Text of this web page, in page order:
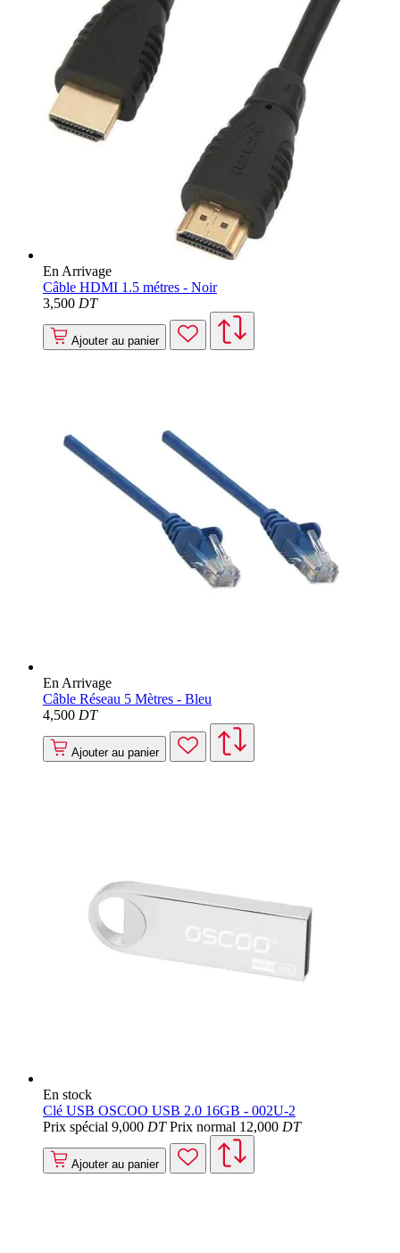
En Arrivage
Câble HDMI 1.5 métres - Noir
3,500 DT
Ajouter au panier
En Arrivage
Câble Réseau 5 Mètres - Bleu
4,500 DT
Ajouter au panier
En stock
Clé USB OSCOO USB 2.0 16GB - 002U-2
Prix spécial 9,000 DT Prix normal 12,000 DT
Ajouter au panier